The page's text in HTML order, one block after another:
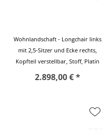
Wohnlandschaft - Longchair links
mit 2,5-Sitzer und Ecke rechts,
Kopfteil verstellbar, Stoff, Platin
2.898,00 € *